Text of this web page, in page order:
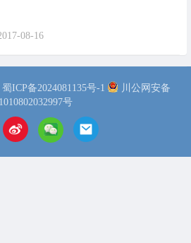
08-16
蜀ICP备2024081135号-1
川公网安备
号